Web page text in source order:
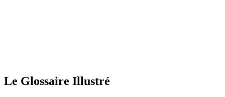
Le Glossaire Illustré